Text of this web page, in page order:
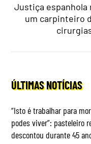
Justiça espanhola
um carpinteiro
ÚLTIMAS NOTÍCIAS
“Isto é trabalhar para
podes viver”: pasteleiro
descontou durante 45